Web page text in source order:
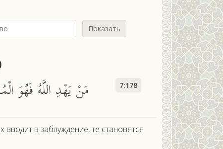
Показать
مَنْ يَهْدِ اللَّهُ فَهُوَ 7:178
вводит в заблуждение, те становятся